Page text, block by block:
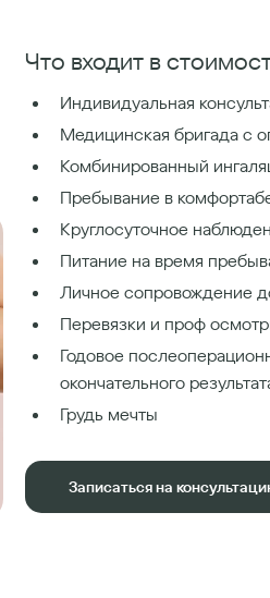
Что входит в
Индивидуальная
Медицинская бригада с
Комбинированный
Пребывание в
Круглосуточное
Питание на время
Личное сопровождение
Перевязки и проф
Годовое
окончательного
Грудь мечты
Записаться на